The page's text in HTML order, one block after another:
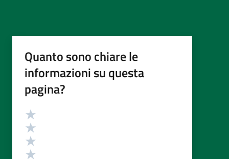
Quanto sono chiare le
informazioni su questa
pagina?
Valutazione